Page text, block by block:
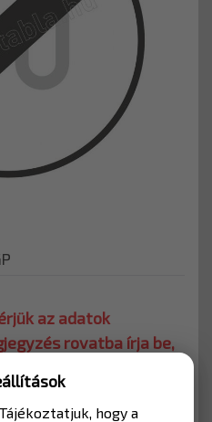
az adatok
rovatba írja be,
hogy a